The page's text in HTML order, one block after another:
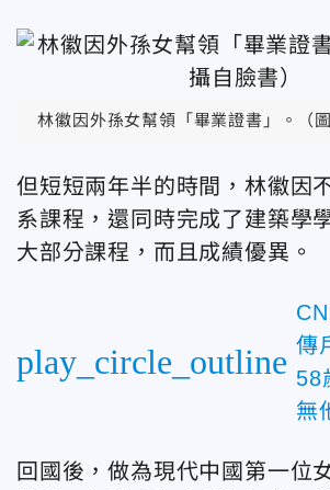
林徽因外孫女幫領「畢業證書」。（
但短短兩年半的時間，林徽因
系課程，還同時完成了建築學
大部分課程，而且成績優異。
play_circle_outline 傳
58
無
回國後，做為現代中國第一位